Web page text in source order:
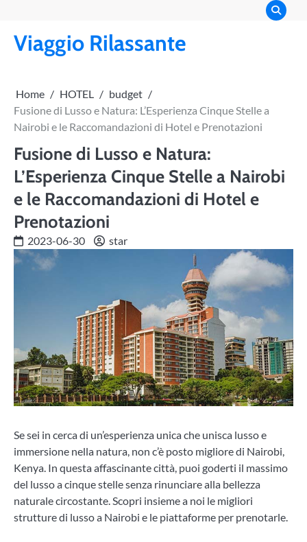
content
Viaggio Rilassante
Home HOTEL
budget
Fusione di Lusso e Natura: L’Esperienza Cinque Stelle a
Nairobi e le Raccomandazioni di Hotel e Prenotazioni
Fusione di Lusso e Natura:
L’Esperienza Cinque Stelle a Nairobi
e le Raccomandazioni di Hotel e
Prenotazioni
2023-06-30 star
Se sei in cerca di un’esperienza unica che unisca lusso e
immersione nella natura, non c’è posto migliore di Nairobi,
Kenya. In questa affascinante città, puoi goderti il massimo
del lusso a cinque stelle senza rinunciare alla bellezza
naturale circostante. Scopri insieme a noi le migliori
strutture di lusso a Nairobi e le piattaforme per prenotarle.